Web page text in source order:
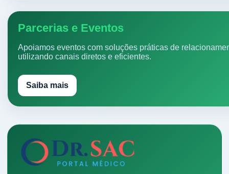
Parcerias e Eventos
Apoiamos eventos com soluções práticas de
utilizando canais diretos e eficientes.
Saiba mais